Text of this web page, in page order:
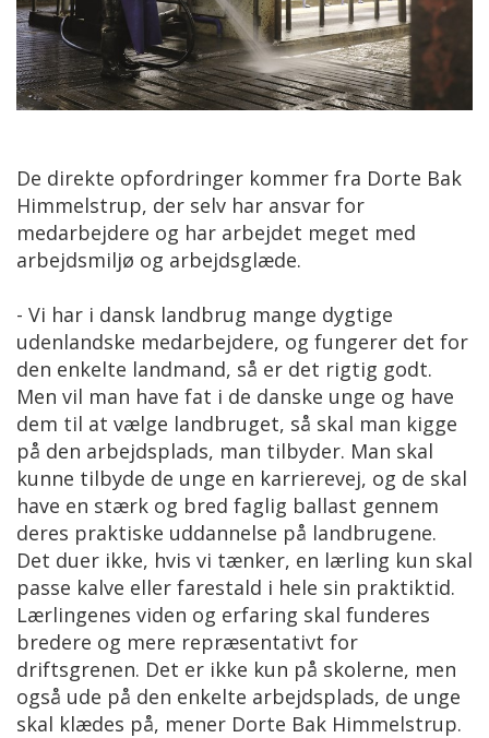
De direkte opfordringer kommer fra Dorte Bak
Himmelstrup, der selv har ansvar for
medarbejdere og har arbejdet meget med
arbejdsmiljø og arbejdsglæde.
- Vi har i dansk landbrug mange dygtige
udenlandske medarbejdere, og fungerer det for
den enkelte landmand, så er det rigtig godt.
Men vil man have fat i de danske unge og have
dem til at vælge landbruget, så skal man kigge
på den arbejdsplads, man tilbyder. Man skal
kunne tilbyde de unge en karrierevej, og de skal
have en stærk og bred faglig ballast gennem
deres praktiske uddannelse på landbrugene.
Det duer ikke, hvis vi tænker, en lærling kun skal
passe kalve eller farestald i hele sin praktiktid.
Lærlingenes viden og erfaring skal funderes
bredere og mere repræsentativt for
driftsgrenen. Det er ikke kun på skolerne, men
også ude på den enkelte arbejdsplads, de unge
skal klædes på, mener Dorte Bak Himmelstrup.